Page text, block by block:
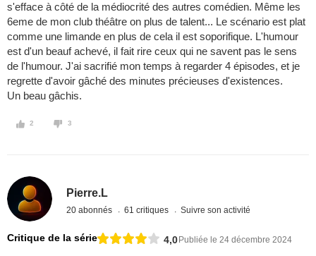
s'efface à côté de la médiocrité des autres comédien. Même les
6eme de mon club théâtre on plus de talent... Le scénario est plat
comme une limande en plus de cela il est soporifique. L'humour
est d'un beauf achevé, il fait rire ceux qui ne savent pas le sens
de l'humour. J'ai sacrifié mon temps à regarder 4 épisodes, et je
regrette d'avoir gâché des minutes précieuses d'existences.
Un beau gâchis.
2 3
Pierre.L
20 abonnés 61 critiques Suivre son activité
Critique de la série 4,0 Publiée le 24 décembre 2024